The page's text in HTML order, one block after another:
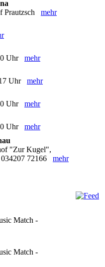
Prautzsch mehr
Uhr mehr
Uhr mehr
Uhr mehr
Uhr mehr
"Zur Kugel",
034207 72166 mehr
Match -
Match -